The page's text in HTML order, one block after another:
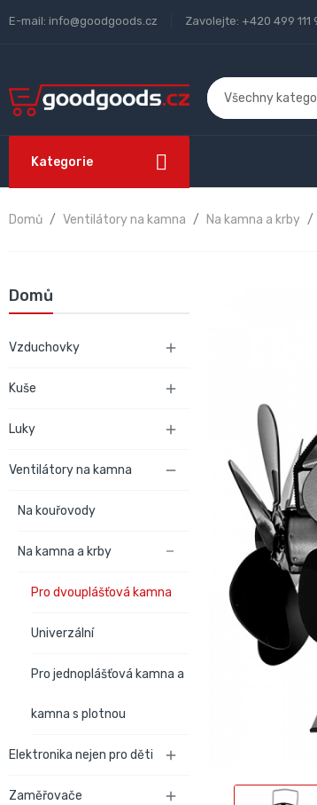
E-mail: info@goodgoods.cz Zavolejte: +420 499 111
Kategorie
Domů Ventilátory na kamna Na kamna a krby
Domů
Vzduchovky 
Kuše 
Luky 
Ventilátory na kamna 
Na kouřovody
Na kamna a krby 
Pro dvouplášťová kamna
Univerzální
Pro jednoplášťová kamna a
kamna s plotnou
Elektronika nejen pro děti 
Zaměřovače 